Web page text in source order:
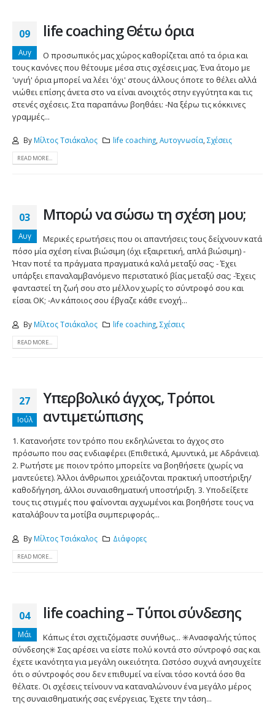
09
Αυγ
life coaching Θέτω όρια
Ο προσωπικός μας χώρος καθορίζεται από τα όρια και
τους κανόνες που θέτουμε μέσα στις σχέσεις μας. Ένα άτομο με
'υγιή' όρια μπορεί να λέει 'όχι' στους άλλους όποτε το θέλει αλλά
νιώθει επίσης άνετα στο να είναι ανοιχτός στην εγγύτητα και τις
στενές σχέσεις. Στα παραπάνω βοηθάει: -Να ξέρω τις κόκκινες
γραμμές...
By Μίλτος Τσιάκαλος life coaching,Αυτογνωσία,Σχέσεις
READ MORE...
03
Αυγ
Μπορώ να σώσω τη σχέση μου;
Μερικές ερωτήσεις που οι απαντήσεις τους δείχνουν κατά
πόσο μία σχέση είναι βιώσιμη (όχι εξαιρετική, απλά βιώσιμη) -
Ήταν ποτέ τα πράγματα πραγματικά καλά μεταξύ σας; - Έχει
υπάρξει επαναλαμβανόμενο περιστατικό βίας μεταξύ σας; -Έχεις
φανταστεί τη ζωή σου στο μέλλον χωρίς το σύντροφό σου και
είσαι ΟΚ; -Αν κάποιος σου έβγαζε κάθε ενοχή...
By Μίλτος Τσιάκαλος life coaching ,Σχέσεις
READ MORE...
27
Ιούλ
Υπερβολικό άγχος, Τρόποι
αντιμετώπισης
1. Κατανοήστε τον τρόπο που εκδηλώνεται το άγχος στο
πρόσωπο που σας ενδιαφέρει (Επιθετικά, Αμυντικά, με Αδράνεια).
2. Ρωτήστε με ποιον τρόπο μπορείτε να βοηθήσετε (χωρίς να
μαντεύετε). Άλλοι άνθρωποι χρειάζονται πρακτική υποστήριξη/
καθοδήγηση, άλλοι συναισθηματική υποστήριξη. 3. Υποδείξετε
τους τις στιγμές που φαίνονται αγχωμένοι και βοηθήστε τους να
καταλάβουν τα μοτίβα συμπεριφοράς...
By Μίλτος Τσιάκαλος Διάφορες
READ MORE...
04
Μάι
life coaching – Τύποι σύνδεσης
Κάπως έτσι σχετιζόμαστε συνήθως... ✳️Ανασφαλής τύπος
σύνδεσης✳️ Σας αρέσει να είστε πολύ κοντά στο σύντροφό σας και
έχετε ικανότητα για μεγάλη οικειότητα. Ωστόσο συχνά ανησυχείτε
ότι ο σύντροφός σου δεν επιθυμεί να είναι τόσο κοντά όσο θα
θέλατε. Οι σχέσεις τείνουν να καταναλώνουν ένα μεγάλο μέρος
της συναισθηματικής σας ενέργειας. Έχετε την τάση...